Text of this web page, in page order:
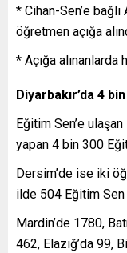
* Cihan-Sen’e
öğretmen açığa
* Açığa
Diyarbakır’da 4
Eğitim Sen’e
yapan 4 bin 300
Dersim’de ise iki
ilde 504 Eğitim
Mardin’de 1780,
462, Elazığ’da 99,